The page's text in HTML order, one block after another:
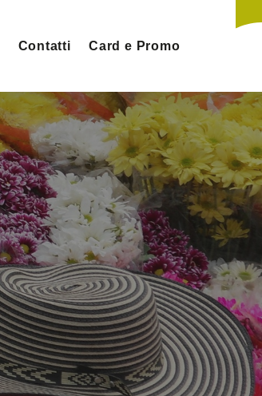
Contatti Card e Promo